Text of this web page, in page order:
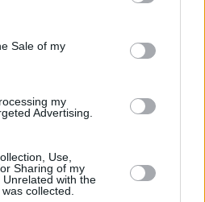
and its third-party tags to
purposes in below Google
Sale of my
my
Advertising.
Use,
Sharing of my
with the
collected.
Loaded
100.00%